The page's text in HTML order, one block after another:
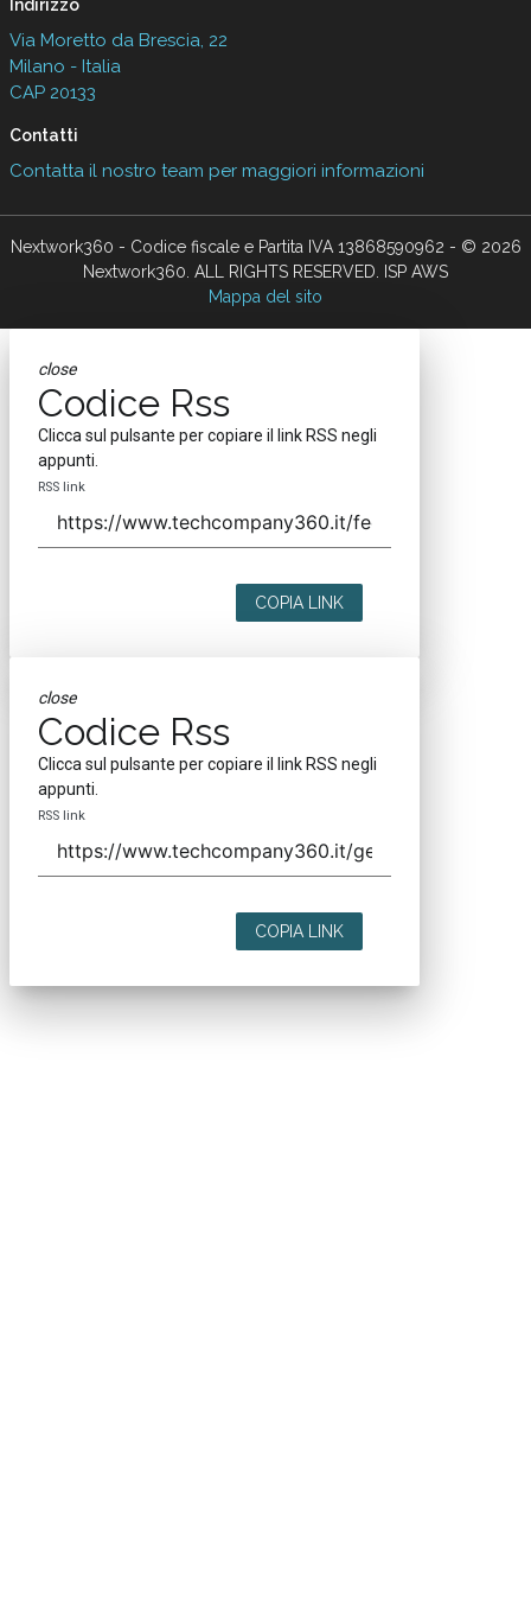
Indirizzo
Via Moretto da Brescia, 22
Milano - Italia
CAP 20133
Contatti
Contatta il nostro team per maggiori informazioni
Nextwork360 - Codice fiscale e Partita IVA 13868590962 - © 2026
Nextwork360. ALL RIGHTS RESERVED. ISP AWS
Mappa del sito
close
Codice Rss
Clicca sul pulsante per copiare il link RSS negli
appunti.
RSS link
COPIA LINK
close
Codice Rss
Clicca sul pulsante per copiare il link RSS negli
appunti.
RSS link
COPIA LINK